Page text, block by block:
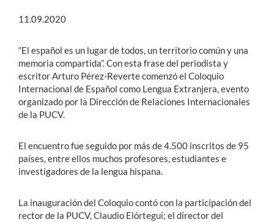
11.09.2020
“El español es un lugar de todos, un territorio común y una
memoria compartida”. Con esta frase del periodista y
escritor Arturo Pérez-Reverte comenzó el Coloquio
Internacional de Español como Lengua Extranjera, evento
organizado por la Dirección de Relaciones Internacionales
de la PUCV.
El encuentro fue seguido por más de 4.500 inscritos de 95
países, entre ellos muchos profesores, estudiantes e
investigadores de la lengua hispana.
La inauguración del Coloquio contó con la participación del
rector de la PUCV, Claudio Elórtegui; el director del